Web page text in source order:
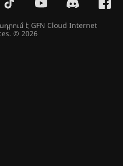
է GFN Cloud Internet
. © 2026